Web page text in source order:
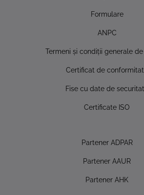
Formulare
ANPC
Termeni şi condiţii generale
Certificat de
Fise cu date de
Certificate ISO
Partener ADPAR
Partener AAUR
Partener AHK